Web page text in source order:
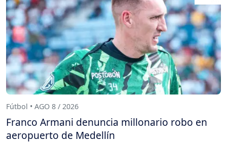
Fútbol • AGO 8 / 2026
Franco Armani denuncia millonario robo en
aeropuerto de Medellín